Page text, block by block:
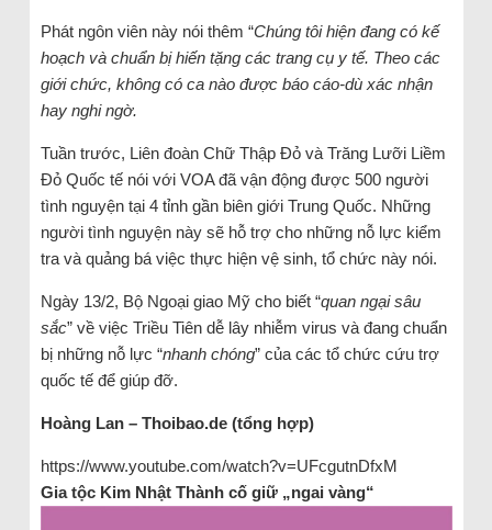
Phát ngôn viên này nói thêm “Chúng tôi hiện đang có kế
hoạch và chuẩn bị hiến tặng các trang cụ y tế. Theo các
giới chức, không có ca nào được báo cáo-dù xác nhận
hay nghi ngờ.
Tuần trước, Liên đoàn Chữ Thập Đỏ và Trăng Lưỡi Liềm
Đỏ Quốc tế nói với VOA đã vận động được 500 người
tình nguyện tại 4 tỉnh gần biên giới Trung Quốc. Những
người tình nguyện này sẽ hỗ trợ cho những nỗ lực kiểm
tra và quảng bá việc thực hiện vệ sinh, tổ chức này nói.
Ngày 13/2, Bộ Ngoại giao Mỹ cho biết “quan ngại sâu
sắc” về việc Triều Tiên dễ lây nhiễm virus và đang chuẩn
bị những nỗ lực “nhanh chóng” của các tổ chức cứu trợ
quốc tế để giúp đỡ.
Hoàng Lan – Thoibao.de (tổng hợp)
https://www.youtube.com/watch?v=UFcgutnDfxM
Gia tộc Kim Nhật Thành cố giữ „ngai vàng“